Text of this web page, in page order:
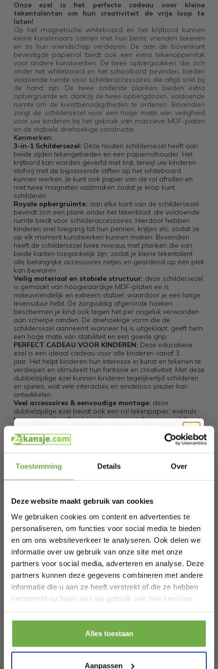
Toestemming Details Over
Deze website maakt gebruik van cookies
We gebruiken cookies om content en advertenties te
personaliseren, om functies voor social media te bieden
en om ons websiteverkeer te analyseren. Ook delen we
informatie over uw gebruik van onze site met onze
partners voor social media, adverteren en analyse. Deze
partners kunnen deze gegevens combineren met andere
informatie die u aan ze heeft verstrekt of die ze hebben
verzameld op basis van uw gebruik van hun services.
Alles toestaan
Aanpassen
Onze ezel is het perfecte cadeau voor kleine
tekentalenten om hun creativiteit de vrije loop te
laten!
Op het magnetische whiteboard en het krijtbord kunnen
kleine kunstenaars samen met hun beste vrienden tekenen
en zo hun vriendschap verdiepen. De aan de bovenkant
bevestigde papierrol biedt ook een extra tekenoppervlak
voor andere kunstwerken. De twee opbergvakken, die zich
onder het whiteboard en het schoolbord bevinden, bieden
voldoende ruimte voor schilderaccessoires die altijd snel bij
de hand zijn. De twee onderste planken bieden extra
opbergruimte en, dankzij de twee opbergdozen, voldoende
ruimte om de kunstbenodigdheden te ordenen. Bovendien
zorgt de schildersezel voor een hoge mate van veiligheid
voor uw kinderen bij het gebruik van massieve MDF-platen
en de stabiele driehoekige constructie.
Kenmerken:
3-in-1 Schildersezel: Deze houten schildersezel heeft aan
beide zijden tekengebieden en een papierrolhouder. Het
krijtbord kan worden geverfd met krijt, terwijl uw kinderen
stofvrij met de bijpassende stiften op het whiteboard
kunnen werken. Je kunt ook papier van de rol afrollen en
met twee magneten vastmaken zodat je erop kunt
schilderen.
Royale opbergruimte: aan elke kant van de schildersezel
bevindt zich een plank onder het tekenblad, die voldoende
ruimte biedt voor schilderaccessoires. Hierdoor hebben
kinderen snel toegang tot hun pennen, krijtjes etc. zodat ze
op elk moment kunstwerken kunnen maken. Bovendien
heeft de schildersezel twee niveaus met planken die van
beide kanten toegankelijk zijn, zodat je kleine tekentalent
alle belangrijke accessoires netjes en geordend op één plek
kan bewaren.
Veilig materiaal en stabiele structuur: deze schildersezel
is gemaakt van hoogwaardige MDF-platen en is
milieuvriendelijk en extreem stabiel, waardoor je een lange
levensduur hebt. De zorgvuldig afgeronde hoeken
beschermen je kind ook tegen het per ongeluk verwonden
aan scherpe randen. De driehoekige vorm die de
schildersezel aanneemt wanneer hij is uitgeklapt, geeft hem
een ​​hoge mate van stabiliteit en een goede grip.
PERFECT CADEAU VOOR KINDEREN: Deze educatieve
ezel is een ideaal cadeau voor alle kinderen vanaf 3
jaar. Het helpt kinderen hun interesse in kunst en tekenen te
verdiepen en stimuleert hun fantasie en creativiteit. Met deze
dubbelzijdige ezel kunnen kinderen tegelijkertijd schilderen
en spelen, wat vele interacties en eindeloos plezier kan
ontwikkelen.
Veel accessoires & eenvoudige montage: deze
dubbelzijdige ezel bevat ook een rol tekenpapier, evenals
twee magneten, 2 opbergdozen van stof voor verschillende
voorwerpen en twee lekvrije verfbekers, die ook na gebruik
snel kunnen worden gereinigd. olieverf
gebruiken. Daarnaast is deze schildersezel eenvoudig in
Specificaties:
Kleur: blauw
Afmetingen tekenvlakken: 47 x 38,5 cm (L x B)
Omvang van levering:
1 x ezel
2 x verfbekers
1 x rol tekenpapier
2 x opbergdozen
1 x handleiding
Specificaties
0617748480393
SKU
139749737
Schrijf je in en ontvang
Bij 2dekansje.com profiteer je van
kortingen tot wel 70%.
Laat ons weten wanneer je jarig bent
Pak € 5,- korting
. Je kunt je op elk moment weer afmelden.